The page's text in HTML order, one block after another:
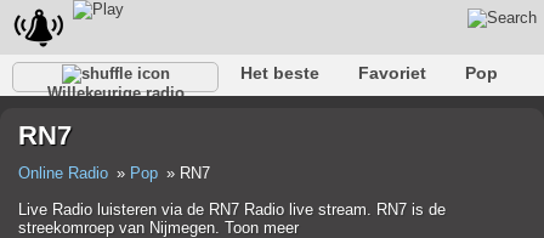
Willekeurige radio
Het beste Favoriet
Pop
Rap
RN7
Online Radio Pop
RN7
Live Radio luisteren via de RN7 Radio live stream. RN7 is de
streekomroep van Nijmegen. Toon meer